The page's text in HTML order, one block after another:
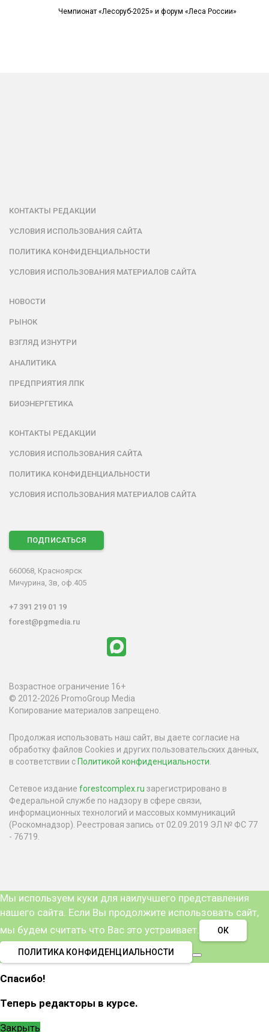
Чемпионат «Лесоруб-2025» и форум «Леса России»
КОНТАКТЫ РЕДАКЦИИ
УСЛОВИЯ ИСПОЛЬЗОВАНИЯ САЙТА
ПОЛИТИКА КОНФИДЕНЦИАЛЬНОСТИ
УСЛОВИЯ ИСПОЛЬЗОВАНИЯ МАТЕРИАЛОВ САЙТА
НОВОСТИ
РЫНОК
ВЗГЛЯД ИЗНУТРИ
АНАЛИТИКА
ПРЕДПРИЯТИЯ ЛПК
БИОЭНЕРГЕТИКА
КОНТАКТЫ РЕДАКЦИИ
УСЛОВИЯ ИСПОЛЬЗОВАНИЯ САЙТА
ПОЛИТИКА КОНФИДЕНЦИАЛЬНОСТИ
УСЛОВИЯ ИСПОЛЬЗОВАНИЯ МАТЕРИАЛОВ САЙТА
ПОДПИСАТЬСЯ
660068, Красноярск
Мичурина, 3в, оф.405
+7 391 219 01 19
forest@pgmedia.ru
Возрастное ограничение 16+
© 2012-2026 PromoGroup Media
Копирование материалов запрещено.
Продолжая использовать наш сайт, вы даете согласие на
обработку файлов Cookies и других пользовательских данных,
в соответствии сПолитикой конфиденциальности
Сетевое издание forestcomplex.ru зарегистрировано в
Федеральной службе по надзору в сфере связи,
информационных технологий и массовых коммуникаций
(Роскомнадзор). Реестровая запись от 02.09.2019 ЭЛ № ФС 77
- 76719.
Мы используем куки для наилучшего представления
нашего сайта. Если Вы продолжите использовать сайт,
мы будем считать что Вас это устраивает.
ОК
ПОЛИТИКА КОНФИДЕНЦИАЛЬНОСТИ
Спасибо!
Теперь редакторы в курсе.
Закрыть